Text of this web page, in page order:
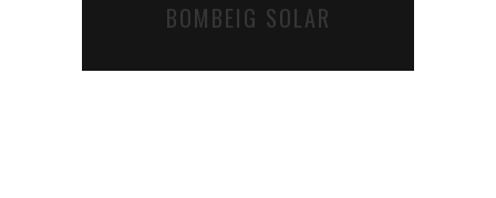
BOMBEIG SOLAR